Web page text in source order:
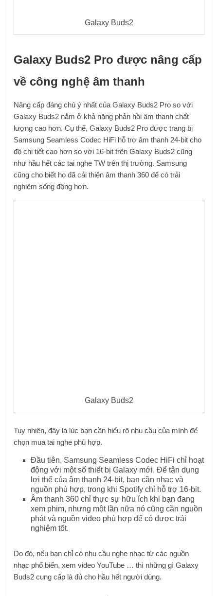
Galaxy Buds2
Galaxy Buds2 Pro được nâng cấp
về công nghệ âm thanh
Nâng cấp đáng chú ý nhất của Galaxy Buds2 Pro so với
Galaxy Buds2 nằm ở khả năng phản hồi âm thanh chất
lượng cao hơn. Cụ thể, Galaxy Buds2 Pro được trang bị
Samsung Seamless Codec HiFi hỗ trợ âm thanh 24-bit cho
độ chi tiết cao hơn so với 16-bit trên Galaxy Buds2 cũng
như hầu hết các tai nghe TW trên thị trường. Samsung
cũng cho biết họ đã cải thiện âm thanh 360 để có trải
nghiệm sống động hơn.
Galaxy Buds2
Tuy nhiên, đây là lúc bạn cần hiểu rõ nhu cầu của mình để
chọn mua tai nghe phù hợp.
Đầu tiên, Samsung Seamless Codec HiFi chỉ hoạt
động với một số thiết bị Galaxy mới. Để tận dụng
lợi thế của âm thanh 24-bit, bạn cần nhạc và
nguồn phù hợp, trong khi Spotify chỉ hỗ trợ 16-bit.
Âm thanh 360 chỉ thực sự hữu ích khi bạn đang
xem phim, nhưng một lần nữa nó cũng cần nguồn
phát và nguồn video phù hợp để có được trải
nghiệm tốt.
Do đó, nếu bạn chỉ có nhu cầu nghe nhạc từ các nguồn
nhạc phổ biến, xem video YouTube … thì những gì Galaxy
Buds2 cung cấp là đủ cho hầu hết người dùng.